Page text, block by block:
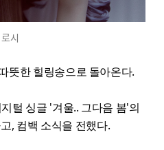
로시
뜻한 힐링송으로 돌아온다.
털 싱글 '겨울.. 그다음 봄'의
, 컴백 소식을 전했다.